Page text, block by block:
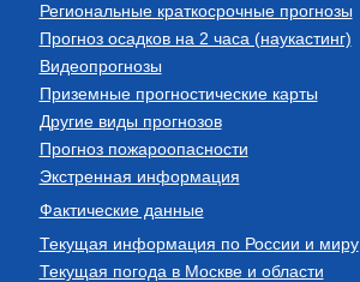
Региональные краткосрочные прогнозы
Прогноз осадков на 2 часа (наукастинг)
Видеопрогнозы
Приземные прогностические карты
Другие виды прогнозов
Прогноз пожароопасности
Экстренная информация
Фактические данные
Текущая информация по России и миру
Текущая погода в Москве и области